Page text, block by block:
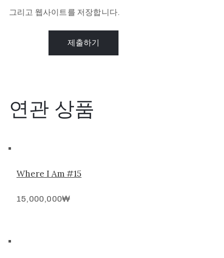
그리고 웹사이트를 저장합니다.
연관 상품
Where I Am #15
15,000,000₩